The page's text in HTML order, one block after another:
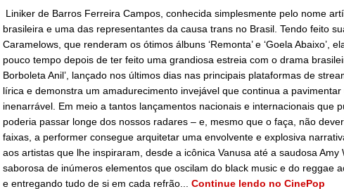
Liniker de Barros Ferreira Campos, conhecida simplesmente pelo nome
brasileira e uma das representantes da causa trans no Brasil. Tendo feito
Caramelows, que renderam os ótimos álbuns ‘Remonta’ e ‘Goela
pouco tempo depois de ter feito uma grandiosa estreia com o drama
Borboleta Anil’, lançado nos últimos dias nas principais plataformas de
lírica e demonstra um amadurecimento invejável que continua a
inenarrável. Em meio a tantos lançamentos nacionais e internacionais que
poderia passar longe dos nossos radares – e, mesmo que o faça, não
faixas, a performer consegue arquitetar uma envolvente e explosiva
aos artistas que lhe inspiraram, desde a icônica Vanusa até a saudosa
saborosa de inúmeros elementos que oscilam do black music e do reggae
e entregando tudo de si em cada refrão...Continue lendo no CinePop